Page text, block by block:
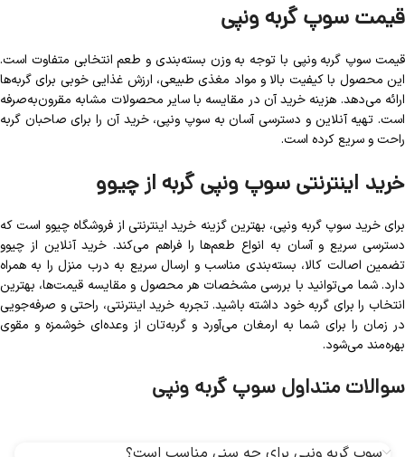
قیمت سوپ گربه ونپی
قیمت سوپ گربه ونپی با توجه به وزن بسته‌بندی و طعم انتخابی متفاوت است.
این محصول با کیفیت بالا و مواد مغذی طبیعی، ارزش غذایی خوبی برای گربه‌ها
ارائه می‌دهد. هزینه خرید آن در مقایسه با سایر محصولات مشابه مقرون‌به‌صرفه
است. تهیه آنلاین و دسترسی آسان به سوپ ونپی، خرید آن را برای صاحبان گربه
راحت و سریع کرده است.
خرید اینترنتی سوپ ونپی گربه از چیوو
برای خرید سوپ گربه ونپی، بهترین گزینه خرید اینترنتی از فروشگاه چیوو است که
دسترسی سریع و آسان به انواع طعم‌ها را فراهم می‌کند. خرید آنلاین از چیوو
تضمین اصالت کالا، بسته‌بندی مناسب و ارسال سریع به درب منزل را به همراه
دارد. شما می‌توانید با بررسی مشخصات هر محصول و مقایسه قیمت‌ها، بهترین
انتخاب را برای گربه خود داشته باشید. تجربه خرید اینترنتی، راحتی و صرفه‌جویی
در زمان را برای شما به ارمغان می‌آورد و گربه‌تان از وعده‌ای خوشمزه و مقوی
بهره‌مند می‌شود.
سوالات متداول سوپ گربه ونپی